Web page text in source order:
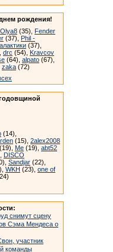
рождения!
Olya8 (35), Fender
(37), Phil -
(37),
drc (54), Kravcov
(64), alpato (67),
zaka (72)
(14),
(15), 2alex2008
(19), Me (19), abt52
DISCO
Sandjar (22),
WKH (23), one of
снимут сцену
Сэма Мендеса о
участник
команды